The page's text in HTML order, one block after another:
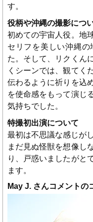
す。
役柄や沖縄の撮影につ
初めての宇宙人役。地
セリフを美しい沖縄
た。そして、リクくん
くシーンでは、観てく
伝わるように祈りを込
を使命感をもって演じ
気持ちでした。
特撮初出演について
最初は不思議な感じが
まだ見ぬ怪獣を想像し
り、戸惑いましたがと
ます。
May J. さんコメントの